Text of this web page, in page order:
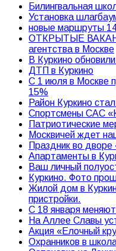
Билингвальная
Установка
новые маршруты
ОТКРЫТЫЕ
агентства в Москве
В Куркино
ДТП в Куркино
С 1 июля в Москве
15%
Район Куркино
Спортсмены САС
Патриотические
Москвичей ждет
Праздник во
Апартаменты в
Ваш личный
Куркино. Фото
Жилой дом в
пристройки.
С 18 января
На Аллее Славы
Акция «Елочный
Охранников в